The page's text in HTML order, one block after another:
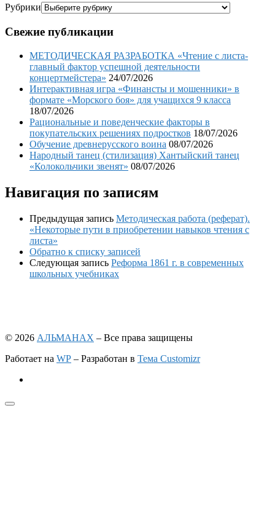
Рубрики
Свежие публикации
МЕТОДИЧЕСКАЯ РАЗРАБОТКА «Чтение с листа-
главный фактор успешной деятельности
концертмейстера» 24/07/2026
Интерактивная игра «Финансты и мошенники» в
формате «Морского боя» для учащихся 9 класса
18/07/2026
Рациональные и поведенческие факторы в
покупательских решениях подростков 18/07/2026
Обучение древнерусского воина 08/07/2026
Народный танец (стилизация) Хантыйский танец
«Колокольчики звенят» 08/07/2026
Навигация по записям
Предыдущая запись Методическая работа (реферат).
«Некоторые пути в приобретении навыков чтения с
листа»
Обратно к списку записей
Следующая запись Реформа 1861 г. в современных
школьных учебниках
© 2026 АЛЬМАНАХ – Все права защищены
Работает на WP – Разработан в Тема Customizr